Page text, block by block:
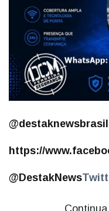
https://
@DestakNews